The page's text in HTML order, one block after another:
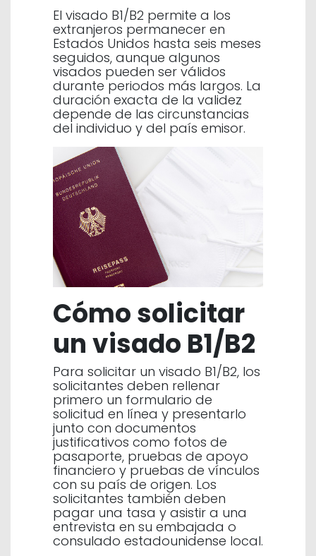
El visado B1/B2 permite a los
extranjeros permanecer en
Estados Unidos hasta seis meses
seguidos, aunque algunos
visados pueden ser válidos
durante periodos más largos. La
duración exacta de la validez
depende de las circunstancias
del individuo y del país emisor.
Cómo solicitar
un visado B1/B2
Para solicitar un visado B1/B2, los
solicitantes deben rellenar
primero un formulario de
solicitud en línea y presentarlo
junto con documentos
justificativos como fotos de
pasaporte, pruebas de apoyo
financiero y pruebas de vínculos
con su país de origen. Los
solicitantes también deben
pagar una tasa y asistir a una
entrevista en su embajada o
consulado estadounidense local.